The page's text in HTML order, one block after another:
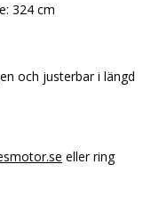
324 cm
och justerbar i längd
eller ring